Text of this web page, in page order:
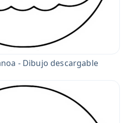
- Dibujo descargable